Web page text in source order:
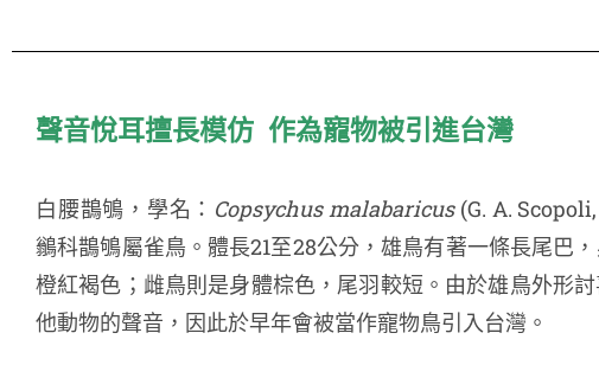
聲音悅耳擅長模仿 作為寵物被引進台灣
白腰鵲鴝，學名： Copsychus malabaricus (G. A.
鶲科鵲鴝屬雀鳥。體長21至28公分，雄鳥有著一條長尾巴
橙紅褐色；雌鳥則是身體棕色，尾羽較短。由於雄鳥外形
他動物的聲音，因此於早年會被當作寵物鳥引入台灣。